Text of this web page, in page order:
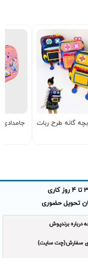
گانه طرح ربات جامدادی
تحویل حضوری
درباره برندپوش
سفارش(چت سایت)